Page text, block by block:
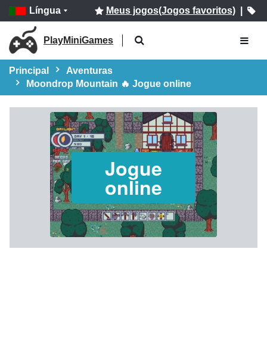
Língua Meus jogos(Jogos favoritos)|
PlayMiniGames
Principal
Aventuras
Moondrop Mountain 🔥 Jogue online
Jogue
online